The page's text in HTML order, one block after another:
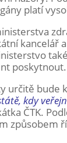
platí
kancelář
poskytnout.
určitě bude
kdy
ČTK.
způsobem